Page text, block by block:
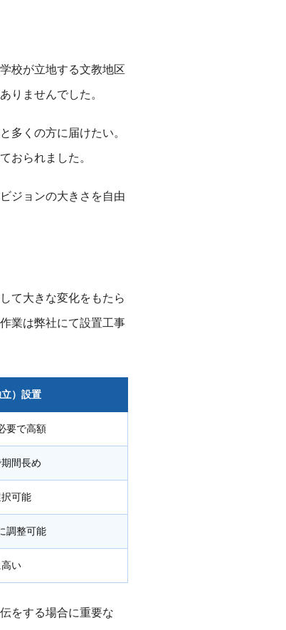
校が立地する文教地区
りませんでした。
多くの方に届けたい。
おられました。
ジョンの大きさを自由
て大きな変化をもたら
業は弊社にて設置工事
）設置
要で高額
間長め
可能
調整可能
い
をする場合に重要な